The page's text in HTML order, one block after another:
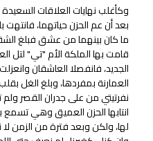
وكأغلب نهايات العلاقات السعيدة
بعد أن عم الحزن حياتهما، فانتهت
ما كان بينهما من عشق فبلغ الشقاق
قامت بها الملكة الأم "تي" لتل
الجديد، فانفصلا العاشقان
العمارنة بمفردها، وبلغ الغل بقلب
نفرتيتي من على جدران القصر ولم
انتابها الحزن العميق وهي تسمع
لها، ولكن وبعد فترة من الزمن لا